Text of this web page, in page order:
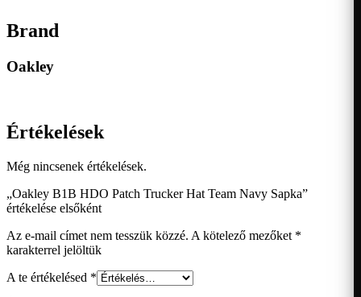
Brand
Oakley
Értékelések
Még nincsenek értékelések.
„Oakley B1B HDO Patch Trucker Hat Team Navy Sapka”
értékelése elsőként
Az e-mail címet nem tesszük közzé. A kötelező mezőket *
karakterrel jelöltük
A te értékelésed *